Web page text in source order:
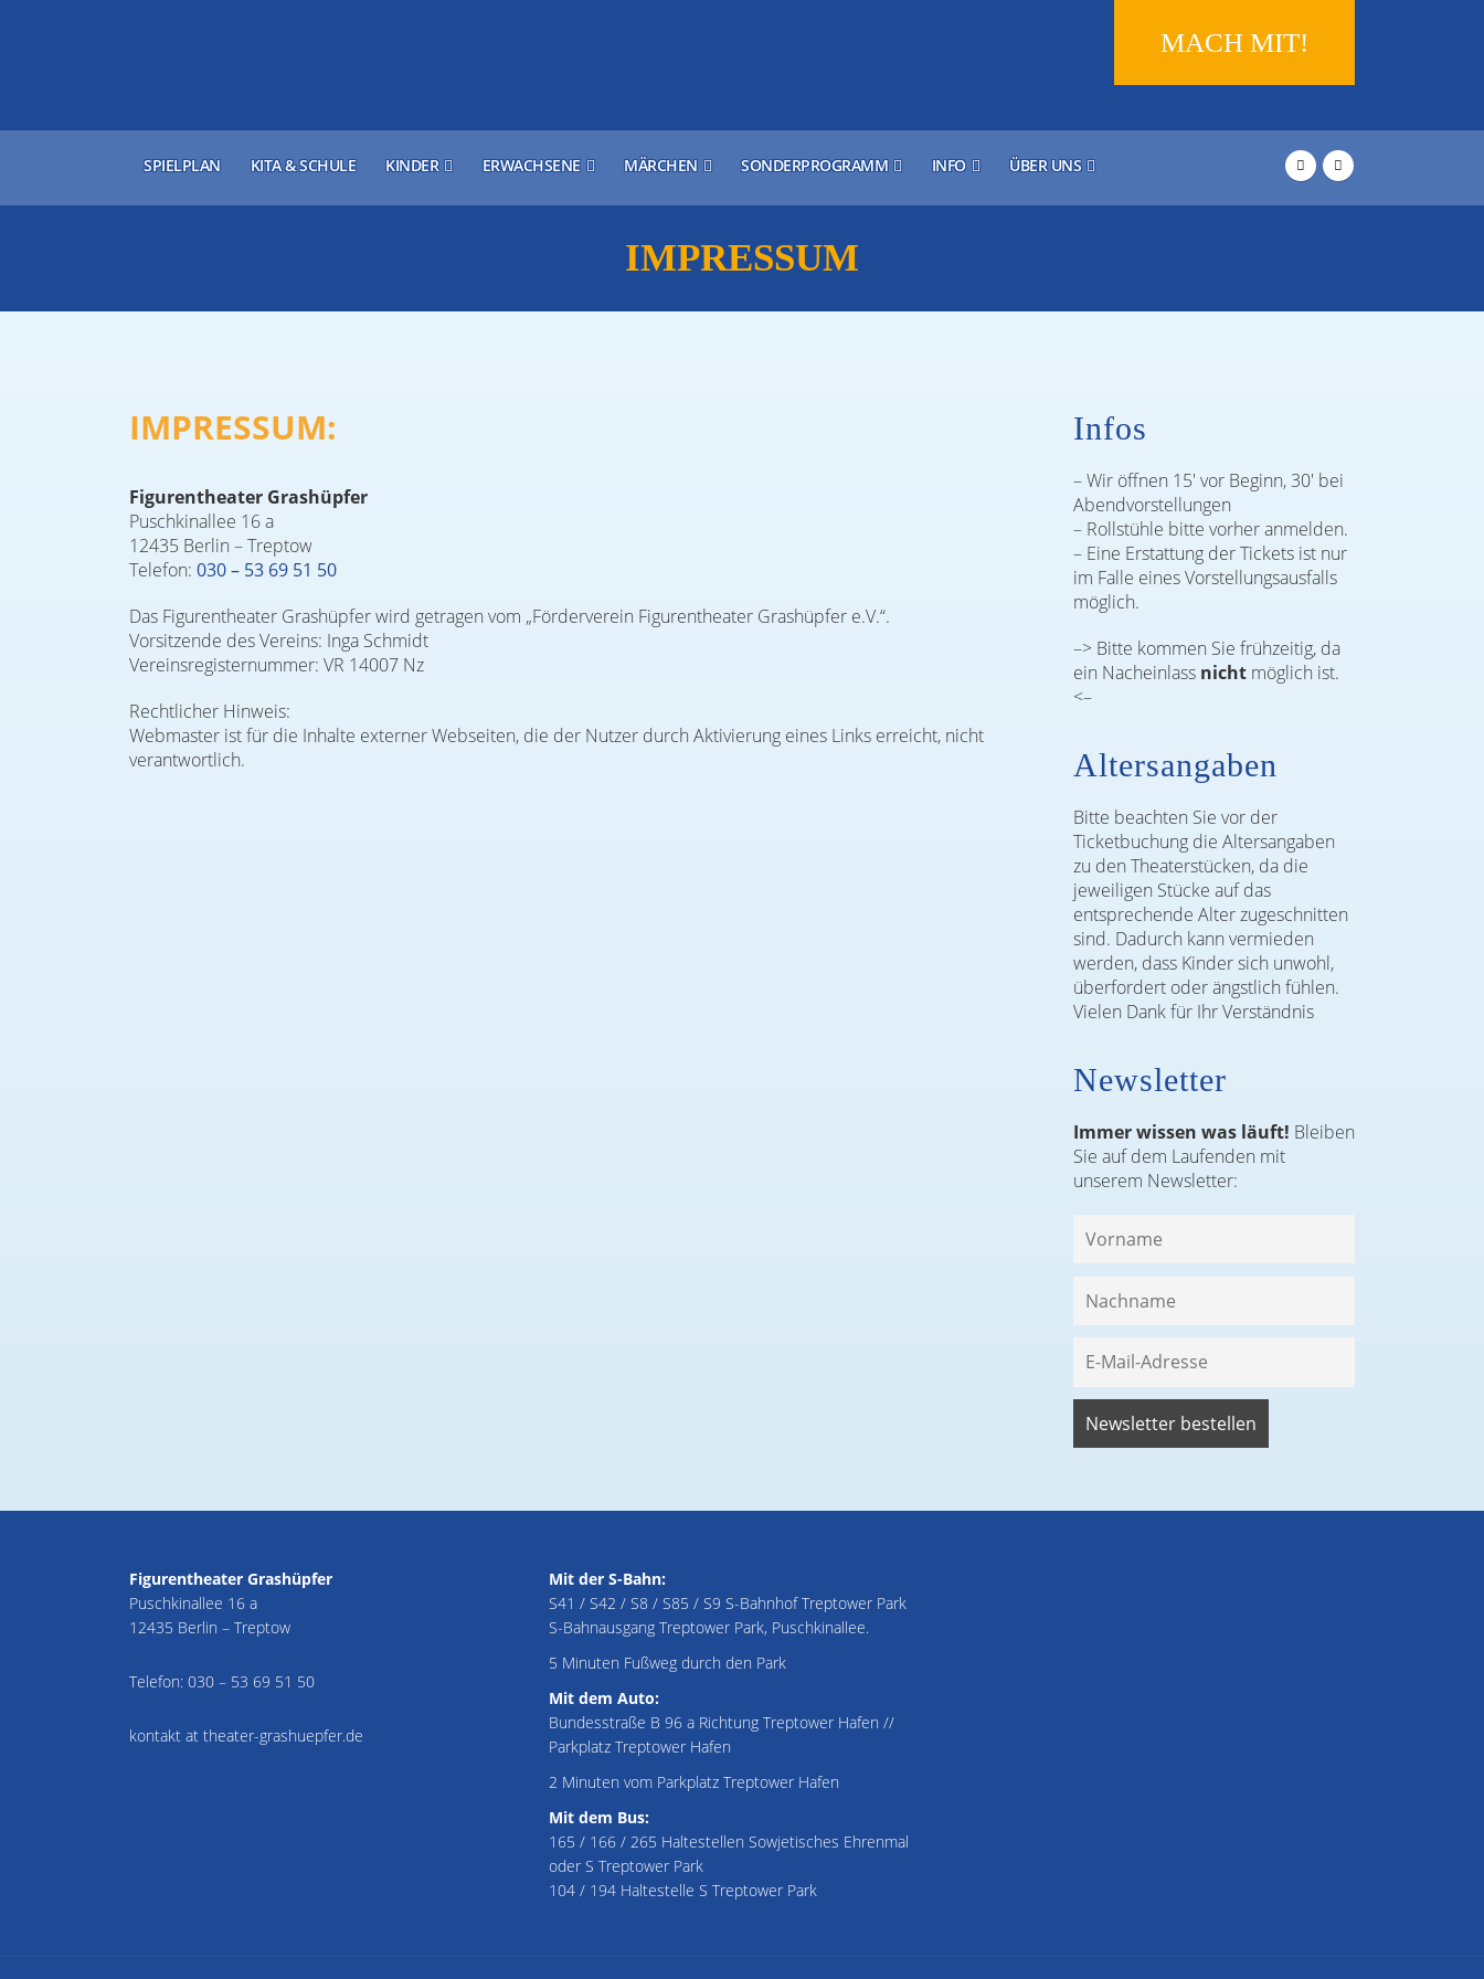
MACH MIT!
SPIELPLAN KITA & SCHULE KINDER ERWACHSENE MÄRCHEN SONDERPROGRAMM INFO ÜBER UNS
IMPRESSUM
IMPRESSUM:
Figurentheater Grashüpfer
Puschkinallee 16 a
12435 Berlin – Treptow
Telefon: 030 – 53 69 51 50
Das Figurentheater Grashüpfer wird getragen vom „Förderverein Figurentheater Grashüpfer e.V.“.
Vorsitzende des Vereins: Inga Schmidt
Vereinsregisternummer: VR 14007 Nz
Rechtlicher Hinweis:
Webmaster ist für die Inhalte externer Webseiten, die der Nutzer durch Aktivierung eines Links erreicht, nicht
verantwortlich.
Infos
– Wir öffnen 15′ vor Beginn, 30′ bei
Abendvorstellungen
– Rollstühle bitte vorher anmelden.
– Eine Erstattung der Tickets ist nur
im Falle eines Vorstellungsausfalls
möglich.
–> Bitte kommen Sie frühzeitig, da
ein Nacheinlass nicht möglich ist.
<–
Altersangaben
Bitte beachten Sie vor der
Ticketbuchung die Altersangaben
zu den Theaterstücken, da die
jeweiligen Stücke auf das
entsprechende Alter zugeschnitten
sind. Dadurch kann vermieden
werden, dass Kinder sich unwohl,
überfordert oder ängstlich fühlen.
Vielen Dank für Ihr Verständnis
Newsletter
Immer wissen was läuft! Bleiben
Sie auf dem Laufenden mit
unserem Newsletter:
Figurentheater Grashüpfer
Puschkinallee 16 a
12435 Berlin – Treptow
Telefon: 030 – 53 69 51 50
kontakt at theater-grashuepfer.de
Mit der S-Bahn:
S41 / S42 / S8 / S85 / S9 S-Bahnhof Treptower Park
S-Bahnausgang Treptower Park, Puschkinallee.
5 Minuten Fußweg durch den Park
Mit dem Auto:
Bundesstraße B 96 a Richtung Treptower Hafen //
Parkplatz Treptower Hafen
2 Minuten vom Parkplatz Treptower Hafen
Mit dem Bus:
165 / 166 / 265 Haltestellen Sowjetisches Ehrenmal
oder S Treptower Park
104 / 194 Haltestelle S Treptower Park